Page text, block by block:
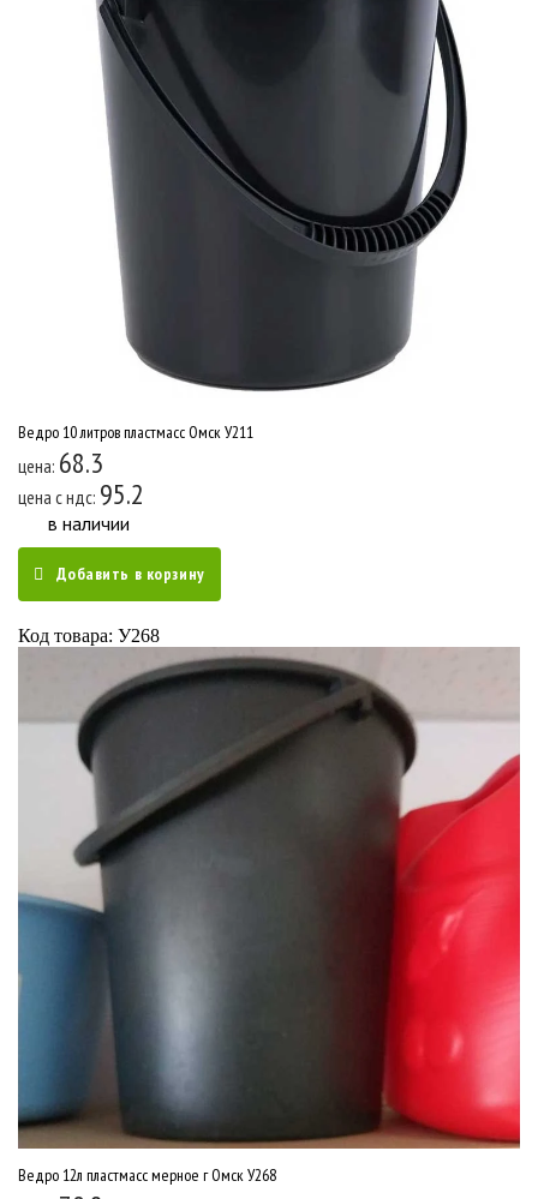
Ведро 10 литров пластмасс Омск У211
цена: 68.3
цена c ндс: 95.2
в наличии
Добавить в корзину
Код товара: У268
Ведро 12л пластмасс мерное г Омск У268